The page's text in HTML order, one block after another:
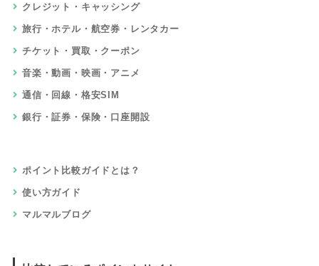
クレジット・キャッシング
旅行・ホテル・航空券・レンタカー
チケット・買取・クーポン
音楽・動画・映画・アニメ
通信・回線・格安SIM
銀行・証券・保険・口座開設
ポイント比較ガイドとは？
使い方ガイド
マルマルブログ